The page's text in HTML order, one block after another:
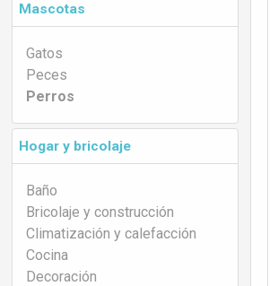
Mascotas
Gatos
Peces
Perros
Hogar y bricolaje
Baño
Bricolaje y construcción
Climatización y calefacción
Cocina
Decoración